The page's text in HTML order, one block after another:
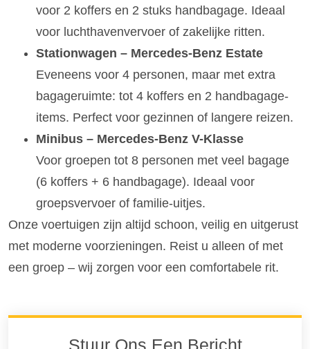
voor 2 koffers en 2 stuks handbagage. Ideaal
voor luchthavenvervoer of zakelijke ritten.
Stationwagen – Mercedes-Benz Estate
Eveneens voor 4 personen, maar met extra
bagageruimte: tot 4 koffers en 2 handbagage-
items. Perfect voor gezinnen of langere reizen.
Minibus – Mercedes-Benz V-Klasse
Voor groepen tot 8 personen met veel bagage
(6 koffers + 6 handbagage). Ideaal voor
groepsvervoer of familie-uitjes.
Onze voertuigen zijn altijd schoon, veilig en uitgerust
met moderne voorzieningen. Reist u alleen of met
een groep – wij zorgen voor een comfortabele rit.
Stuur Ons Een Bericht